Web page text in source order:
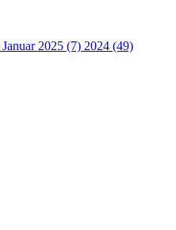
Januar 2025 (7) 2024 (49)